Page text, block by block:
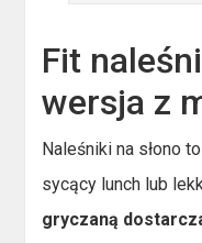
Fit
wersja z
Naleśniki na słono
sycący lunch lub
gryczaną